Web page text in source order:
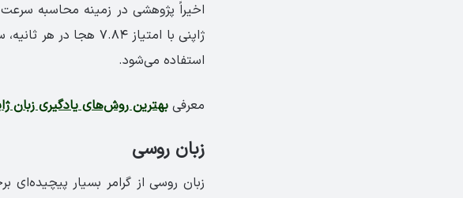
اخیراً پژوهشی در زمینه محاسبه
ژاپنی با امتیاز ۷.۸۴
استفاده می‌شود.
معرفی بهترین روش‌های یادگیری زبان
زبان روسی
زبان روسی از گرامر بسیار پیچیده‌ای